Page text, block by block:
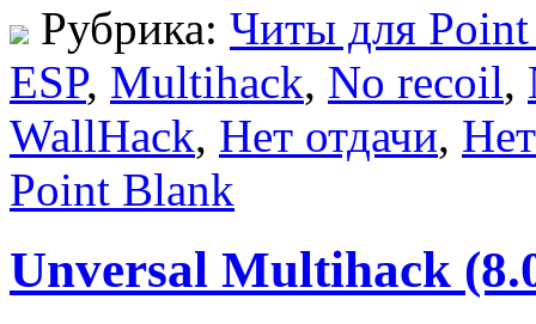
Рубрика: Читы для
ESP, Multihack, No recoil,
WallHack, Нет отдачи,
Point Blank
Unversal Multihack